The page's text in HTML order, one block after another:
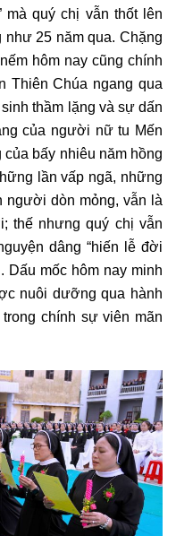
mà quý chị vẫn thốt lên
như 25 năm qua. Chặng
hôm nay cũng chính
Thiên Chúa ngang qua
thầm lặng và sự dấn
của người nữ tu Mến
bấy nhiêu năm hồng
lần vấp ngã, những
người dòn mỏng, vẫn là
thế nhưng quý chị vẫn
dâng “hiến lễ đời
Dấu mốc hôm nay minh
nuôi dưỡng qua hành
chính sự viên mãn